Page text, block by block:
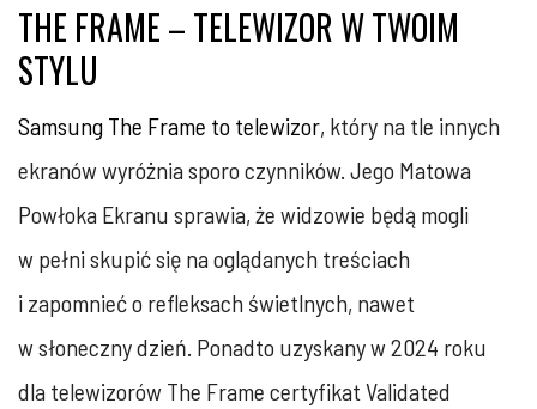
THE FRAME – TELEWIZOR W TWOIM
STYLU
Samsung The Frame to telewizor, który na tle innych
ekranów wyróżnia sporo czynników. Jego Matowa
Powłoka Ekranu sprawia, że widzowie będą mogli
w pełni skupić się na oglądanych treściach
i zapomnieć o refleksach świetlnych, nawet
w słoneczny dzień. Ponadto uzyskany w 2024 roku
dla telewizorów The Frame certyfikat Validated